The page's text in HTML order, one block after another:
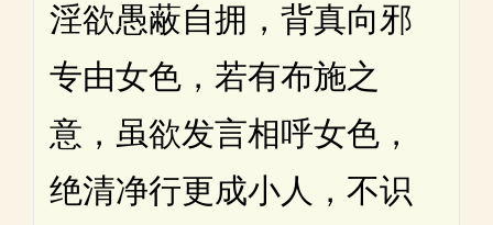
淫欲愚蔽自拥，背真向邪
专由女色，若有布施之
意，虽欲发言相呼女色，
绝清净行更成小人，不识